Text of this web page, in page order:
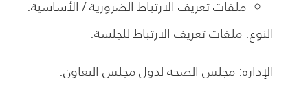
ملفات تعريف الارتباط الضرورية / الأساسية:
النوع: ملفات تعريف الارتباط للجلسة.
الإدارة: مجلس الصحة لدول مجلس التعاون.